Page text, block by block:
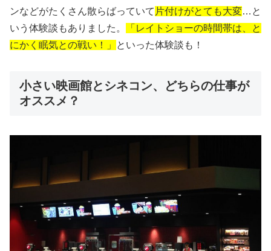
ンなどがたくさん散らばっていて 片付けがとても大変…と
いう体験談もありました。
「レイトショーの時間帯は、と
にかく眠気との戦い！」
といった体験談も！
小さい映画館とシネコン、どちらの仕事が
オススメ？